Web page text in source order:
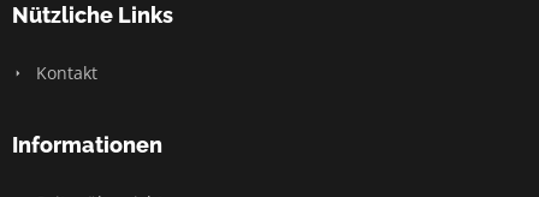
Nützliche Links
Kontakt
Informationen